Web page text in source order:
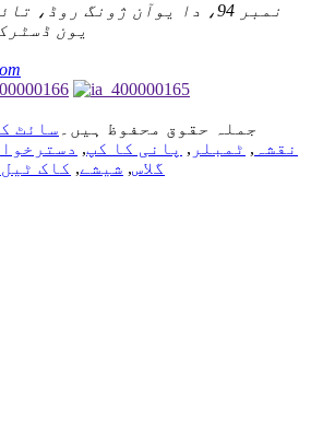
نمبر 94، دا یوآن ژونگ
یون
© 2025 SublivaGroup جملہ حقوق محفوظ ہیں۔ سائٹ
نقشہ , ٹمبلر , پانی کا کپ,
گلاس, شیشے, کاک ٹیل